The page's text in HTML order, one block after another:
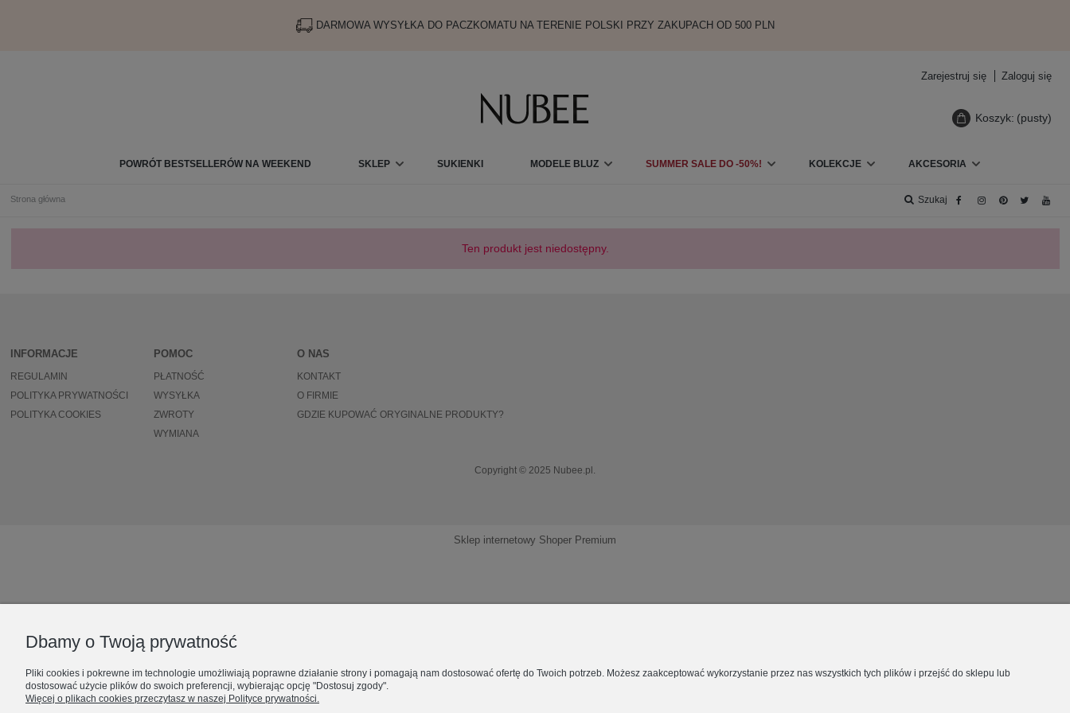
DARMOWA WYSYŁKA DO PACZKOMATU NA TERENIE POLSKI PRZY ZAKUPACH OD 500 PLN
Zarejestruj się Zaloguj się
Koszyk: (pusty)
POWRÓT BESTSELLERÓW NA WEEKEND SKLEP SUKIENKI MODELE BLUZ SUMMER SALE DO -50%! KOLEKCJE AKCESORIA
Strona główna
Ten produkt jest niedostępny.
INFORMACJE
REGULAMIN
POLITYKA PRYWATNOŚCI
POLITYKA COOKIES
POMOC
PŁATNOŚĆ
WYSYŁKA
ZWROTY
WYMIANA
O NAS
KONTAKT
O FIRMIE
GDZIE KUPOWAĆ ORYGINALNE PRODUKTY?
Copyright © 2025 Nubee.pl.
Sklep internetowy Shoper Premium
Dbamy o Twoją prywatność
Pliki cookies i pokrewne im technologie umożliwiają poprawne działanie strony i pomagają nam dostosować ofertę do Twoich potrzeb. Możesz zaakceptować wykorzystanie przez nas wszystkich tych plików i przejść do sklepu lub
dostosować użycie plików do swoich preferencji, wybierając opcję "Dostosuj zgody".
Więcej o plikach cookies przeczytasz w naszej Polityce prywatności.